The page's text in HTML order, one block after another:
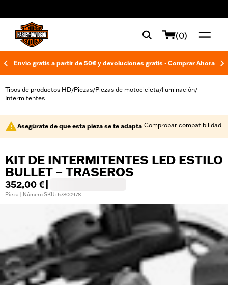
(0)
Envío gratis a partir de 50€ y devoluciones gratis - Comprar Ahora
Tipos de productos HD/Piezas/Piezas de motocicleta/Iluminación/
Intermitentes
Asegúrate de que esta pieza se te adapta Comprobar compatibilidad
KIT DE INTERMITENTES LED ESTILO
BULLET – TRASEROS
352,00 €
Pieza | Número SKU: 67800978